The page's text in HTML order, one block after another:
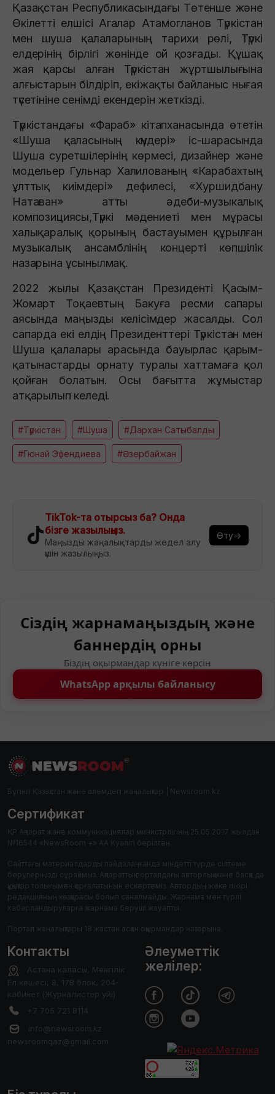
Қазақстан Республикасындағы Төтенше және
Өкілетті елшісі Агалар Атамогланов Түркістан
мен шуша қалаларының тарихи рөлі, Түркі
елдерінің бірлігі жөнінде ой қозғады. Құшақ
жая қарсы алған Түркістан жұртшылығына
алғыстарын білдіріп, екіжақты байланыс нығая
түсетініне сенімді екендерін жеткізді.
Түркістандағы «Фараб» кітапханасында өтетін
«Шуша қаласының күндері» іс-шарасында
Шуша суретшілерінің көрмесі, дизайнер және
модельер Гульнар Халилованың «Карабахтың
ұлттық киімдері» дефилесі, «Хуршидбану
Натаван» атты әдеби-музыкалық
композициясы,Түркі мәдениеті мен мұрасы
халықаралық қорының бастауымен құрылған
музыкалық ансамблінің концерті көпшілік
назарына ұсынылмақ.
2022 жылы Қазақстан Президенті Қасым-
Жомарт Тоқаевтың Бакуға ресми сапары
аясында маңызды келісімдер жасалды. Сол
сапарда екі елдің Президенттері Түркістан мен
Шуша қалалары арасында бауырлас қарым-
қатынастарды орнату туралы хаттамаға қол
қойған болатын. Осы бағытта жұмыстар
атқарылып келеді.
#Түркістан #Шуша #Дархан Сатыбалды
#Гюнай Эфендиева #Әзербайжан
TikTok-та отырсыз ба? Онда
бізге жазылыңыз.
Маңызды жаңалықтарды жедел алу
үшін жазылыңыз.
Өту→
Сіздің жарнамаңыздың және
баннердің орны
Біздің оқырмандар күніге көрсін
WhatsApp арқылы байланысу
Бүгінгі Қазақстан және әлемдегі жаңалықтар | Newsroom.kz
Сертификат
ҚР Ақпарат және коммуникациялар министрлігінің 25.05.2017 жылдан
№16544 «NewsRoom +» АА Куәлігі берілген.
Сайттағы материалдарды пайдаланғанда міндетті түрде сілтеме
берулеріңізді сұраймыз. Ақпараттық порталдағы авторлық және басқа да
құқықтар толығымен қорғалатынын ескертеміз. Автордың жеке пікірі
редакцияның көзқарасы болып саналмайды. Жарнама мен түрлі
хабарландыруларға жарнама беруші жауапты.
Портал жаңалықтары 18 жастан асқан оқырмандар назарына.
Контакты
Астана каласы, Менгілік
Ел кешесі, 8, 17В блок, 204-
кабинет (Журналистер уйі)
+7 705 721 8114
info@newsroom.kz
newsroomqaz@gmail.com
Әлеуметтік
желілер: